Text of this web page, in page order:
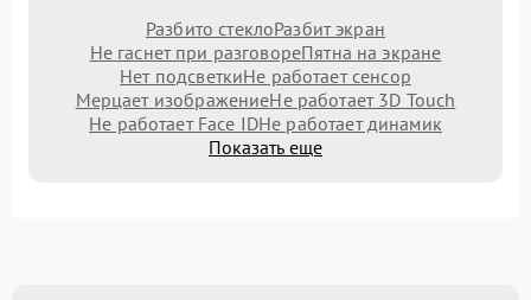
Разбито стеклоРазбит экран
Не гаснет при разговореПятна на экране
Нет подсветкиНе работает сенсор
Мерцает изображениеНе работает 3D Touch
Не работает Face IDНе работает динамик
Показать еще